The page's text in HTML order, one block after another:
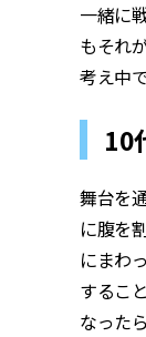
一緒に
もそれ
考え中で
10
舞台を
に腹を
にまわ
するこ
なった